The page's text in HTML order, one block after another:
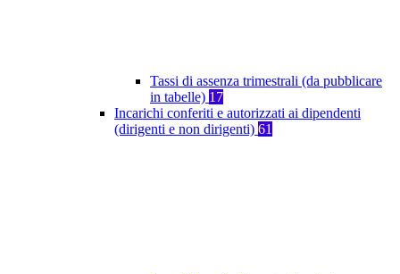
Tassi di assenza trimestrali (da pubblicare
in tabelle) 17
Incarichi conferiti e autorizzati ai dipendenti
(dirigenti e non dirigenti) 61